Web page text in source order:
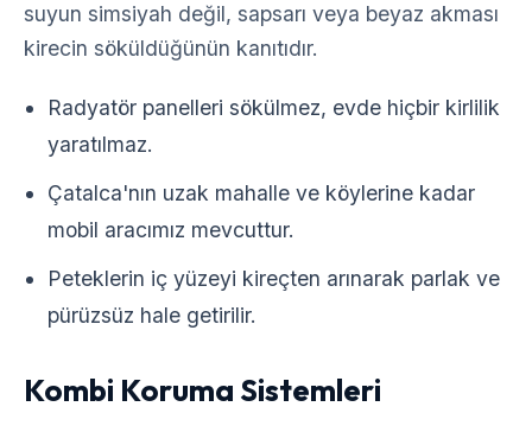
suyun simsiyah değil, sapsarı veya beyaz akması
kirecin söküldüğünün kanıtıdır.
Radyatör panelleri sökülmez, evde hiçbir kirlilik
yaratılmaz.
Çatalca'nın uzak mahalle ve köylerine kadar
mobil aracımız mevcuttur.
Peteklerin iç yüzeyi kireçten arınarak parlak ve
pürüzsüz hale getirilir.
Kombi Koruma Sistemleri